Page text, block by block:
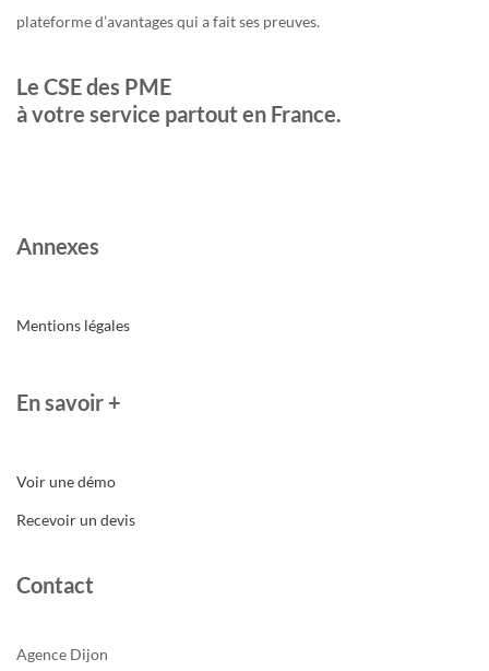
plateforme d’avantages qui a fait ses preuves.
Le CSE des PME
à votre service partout en France.
Annexes
Mentions légales
En savoir +
Voir une démo
Recevoir un devis
Contact
Agence Dijon